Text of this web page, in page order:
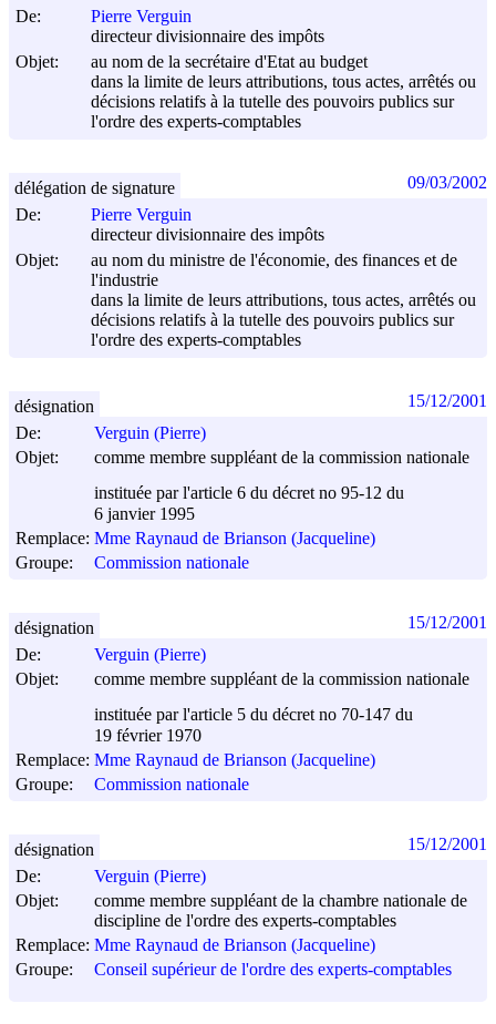
De:
Pierre Verguin
directeur divisionnaire des impôts
Objet:
au nom de la secrétaire d'Etat au budget
dans la limite de leurs attributions, tous actes, arrêtés ou
décisions relatifs à la tutelle des pouvoirs publics sur
l'ordre des experts-comptables
De:
Pierre Verguin
directeur divisionnaire des impôts
Objet:
au nom du ministre de l'économie, des finances et de
l'industrie
dans la limite de leurs attributions, tous actes, arrêtés ou
décisions relatifs à la tutelle des pouvoirs publics sur
l'ordre des experts-comptables
délégation de signature 09/03/2002
De:
Verguin (Pierre)
Objet:
comme membre suppléant de la commission nationale
instituée par l'article 6 du décret no 95-12 du
6 janvier 1995
Remplace: Mme Raynaud de Brianson (Jacqueline)
Groupe:
Commission nationale
désignation 15/12/2001
De:
Verguin (Pierre)
Objet:
comme membre suppléant de la commission nationale
instituée par l'article 5 du décret no 70-147 du
19 février 1970
Remplace: Mme Raynaud de Brianson (Jacqueline)
Groupe:
Commission nationale
désignation 15/12/2001
De:
Verguin (Pierre)
Objet:
comme membre suppléant de la chambre nationale de
discipline de l'ordre des experts-comptables
Remplace: Mme Raynaud de Brianson (Jacqueline)
Groupe:
Conseil supérieur de l'ordre des experts-comptables
désignation 15/12/2001